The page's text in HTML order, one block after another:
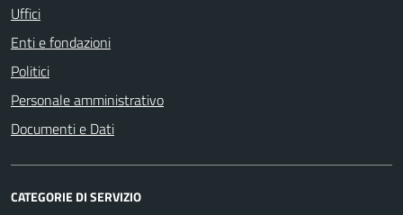
Uffici
Enti e fondazioni
Politici
Personale amministrativo
Documenti e Dati
CATEGORIE DI SERVIZIO